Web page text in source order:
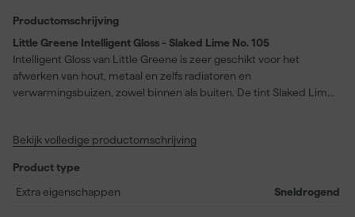
Productomschrijving
Little Greene Intelligent Gloss - Slaked Lime No. 105
Intelligent Gloss van Little Greene is zeer geschikt voor het
afwerken van hout, metaal en zelfs radiatoren en
verwarmingsbuizen, zowel binnen als buiten. De tint Slaked Lime
combineren in uiteenlopende interieurs. Door de
– krijgt deze Slaked Lime kleur een elegante, verfijnde look. De
watergedragen en sterke formule droogt snel: stofdroog na 1 uur
Bekijk volledige productomschrijving
Product type
Extra eigenschappen
Sneldrogend